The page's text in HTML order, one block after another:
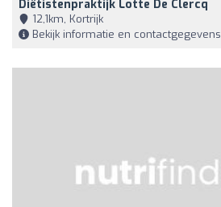
Diëtistenpraktijk Lotte De Clercq
12,1km, Kortrijk
Bekijk informatie en contactgegevens